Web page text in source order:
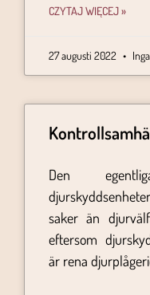
CZYTAJ WIĘCEJ »
27 augusti 2022
Den
saker än
eftersom
är rena